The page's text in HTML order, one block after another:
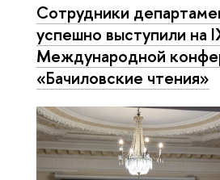
Сотрудники
успешно выступили на
Международной
«Бачиловские чтения»